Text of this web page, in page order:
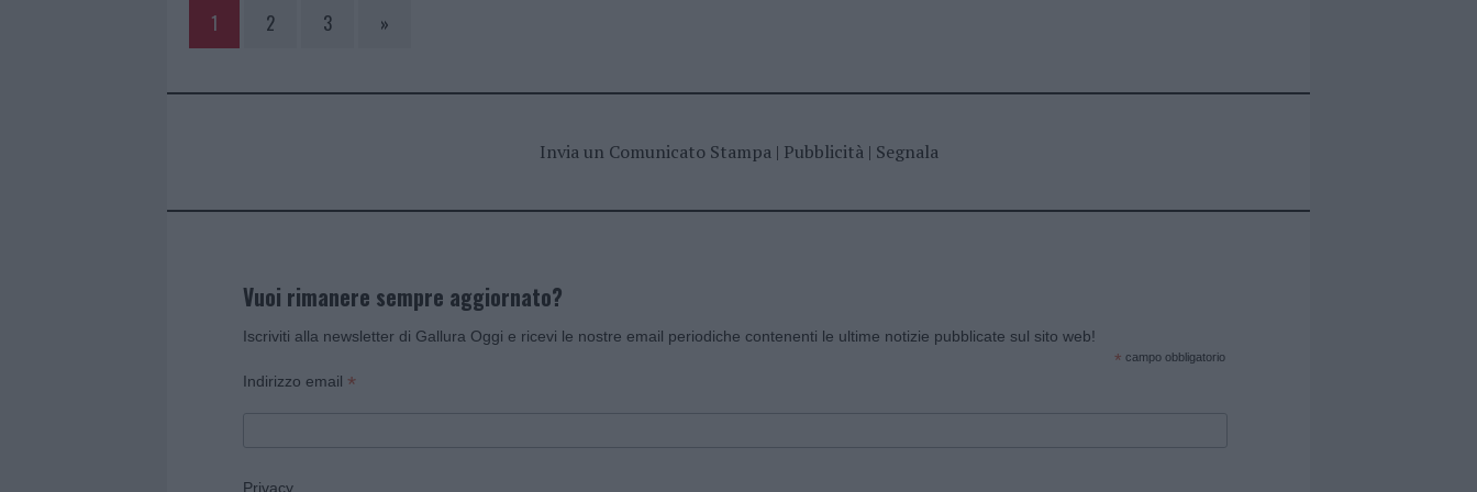
1 2 3 »
Invia un Comunicato Stampa| Pubblicità| Segnala
Vuoi rimanere sempre aggiornato?
Iscriviti alla newsletter di Gallura Oggi e ricevi le nostre email periodiche contenenti le ultime notizie pubblicate sul sito web!
* campo obbligatorio
Indirizzo email *
Privacy